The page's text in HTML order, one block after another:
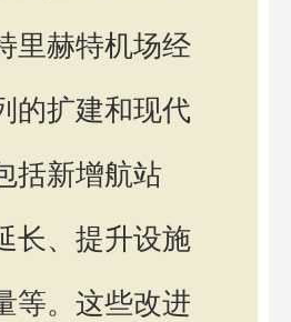
里赫特机场经
的扩建和现代
括新增航站
长、提升设施
等。这些改进